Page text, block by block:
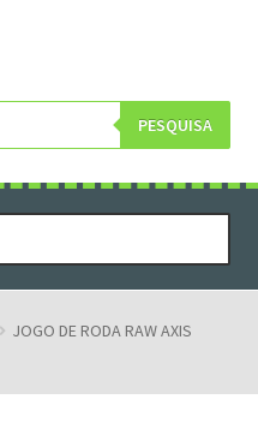
PESQUISA
JOGO DE RODA RAW AXIS